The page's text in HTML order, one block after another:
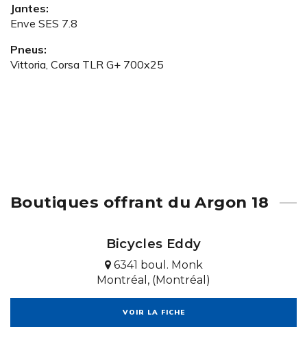
Jantes:
Enve SES 7.8
Pneus:
Vittoria, Corsa TLR G+ 700x25
Boutiques offrant du Argon 18
Bicycles Eddy
6341 boul. Monk
Montréal, (Montréal)
VOIR LA FICHE